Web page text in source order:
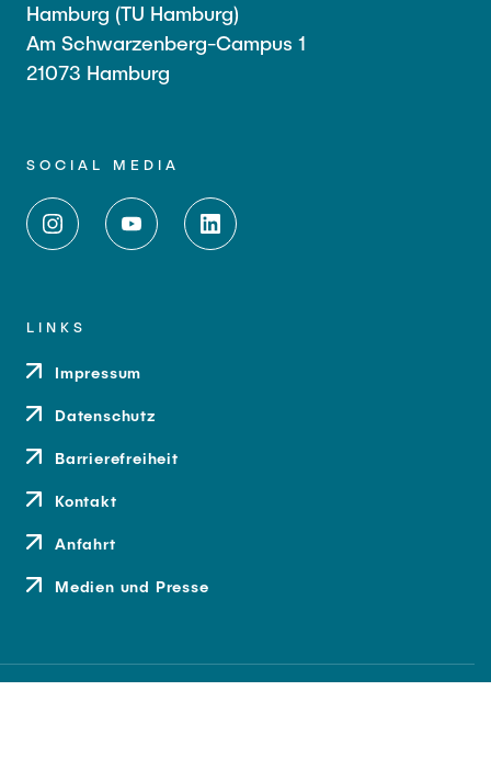
Hamburg (TU Hamburg)
Am Schwarzenberg-Campus 1
21073 Hamburg
SOCIAL MEDIA
LINKS
Impressum
Datenschutz
Barrierefreiheit
Kontakt
Anfahrt
Medien und Presse